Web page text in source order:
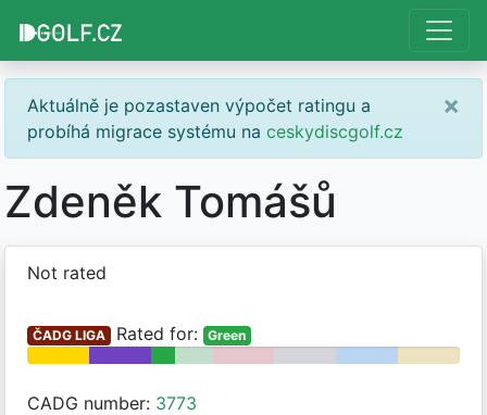
Aktuálně je pozastaven výpočet ratingu a
probíhá migrace systému na ceskydiscgolf.cz
×
Zdeněk Tomášů
Not rated
ČADG LIGA Rated for: Green
CADG number: 3773